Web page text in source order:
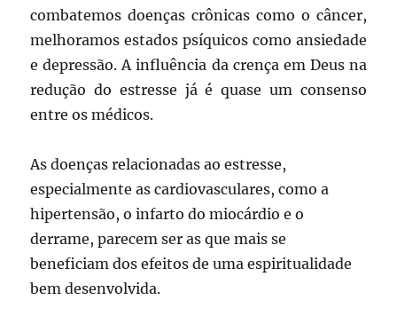
combatemos doenças crônicas como o câncer,
melhoramos estados psíquicos como ansiedade
e depressão. A influência da crença em Deus na
redução do estresse já é quase um consenso
entre os médicos.
As doenças relacionadas ao estresse,
especialmente as cardiovasculares, como a
hipertensão, o infarto do miocárdio e o
derrame, parecem ser as que mais se
beneficiam dos efeitos de uma espiritualidade
bem desenvolvida.